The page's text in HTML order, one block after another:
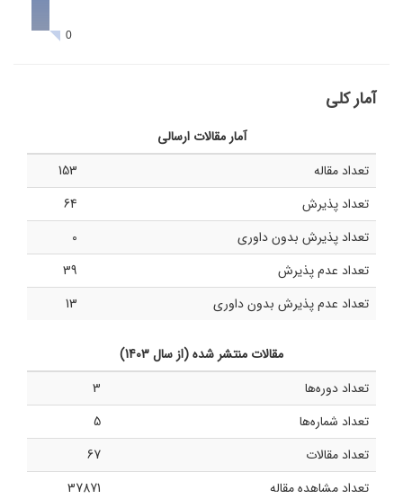
آمار کلی
آمار مقالات ارسالی
تعداد مقاله
153
تعداد پذیرش
64
تعداد پذیرش بدون داوری
0
تعداد عدم پذیرش
39
تعداد عدم پذیرش بدون داوری
13
مقالات منتشر شده (از سال 1403)
تعداد دوره‌ها
3
تعداد شماره‌ها
5
تعداد مقالات
67
تعداد مشاهده مقاله
37871